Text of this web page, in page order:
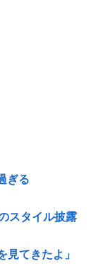
ぎる
スタイル披露
見てきたよ」